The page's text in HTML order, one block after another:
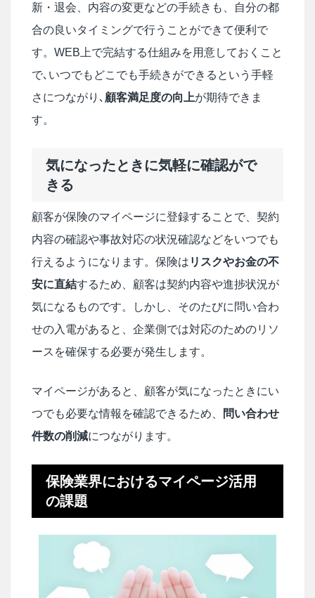
新・退会、内容の変更などの手続きも、自分の都
合の良いタイミングで行うことができて便利で
す。WEB上で完結する仕組みを用意しておくこと
で､いつでもどこでも手続きができるという手軽
さにつながり､ 顧客満足度の向上が期待できま
す。
気になったときに気軽に確認がで
きる
顧客が保険のマイページに登録することで、契約
内容の確認や事故対応の状況確認などをいつでも
行えるようになります。保険は リスクやお金の不
安に直結するため、顧客は契約内容や進捗状況が
気になるものです。しかし、そのたびに問い合わ
せの入電があると、企業側では対応のためのリソ
ースを確保する必要が発生します。
マイページがあると、顧客が気になったときにい
つでも必要な情報を確認できるため、
問い合わせ
件数の削減につながります。
保険業界におけるマイページ活用
の課題